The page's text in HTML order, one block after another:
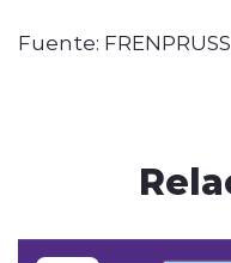
Fuente: